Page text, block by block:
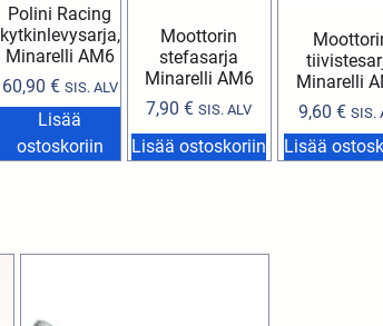
Polini Racing
kytkinlevysarja,
Minarelli AM6
60,90 € SIS. ALV
Lisää
ostoskoriin
Moottorin
stefasarja
Minarelli AM6
7,90€ SIS. ALV
Lisää ostoskoriin
Minarelli
9,60 € SIS.
Lisää